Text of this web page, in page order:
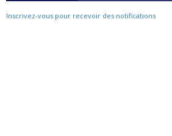
Inscrivez-vous pour recevoir des notifications